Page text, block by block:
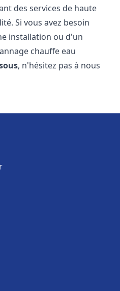
des services de haute
Si vous avez besoin
installation ou d'un
chauffe eau
, n'hésitez pas à nous